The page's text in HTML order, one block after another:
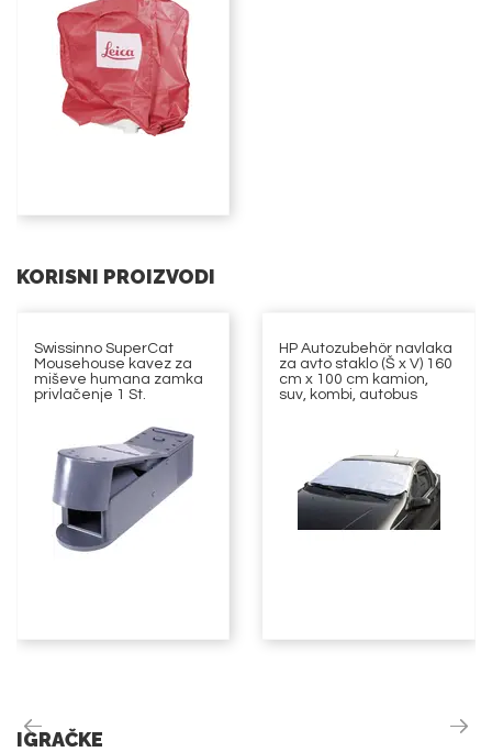
KORISNI PROIZVODI
Swissinno SuperCat
Mousehouse kavez za
miševe humana zamka
privlačenje 1 St.
HP Autozubehör navlaka
za avto staklo (Š x V) 160
cm x 100 cm kamion,
suv, kombi, autobus
IGRAČKE